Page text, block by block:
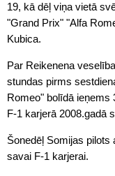
19, kā dēļ viņa vietā
"Grand Prix" "Alfa
Kubica.
Par Reikenena
stundas pirms
Romeo" bolīdā
F-1 karjerā 2008.gadā
Šonedēļ Somijas
savai F-1 karjerai.